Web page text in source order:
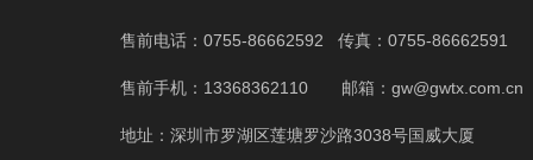
售前电话：0755-86662592 传真：0755-86662591
售前手机：13368362110 邮箱：gw@gwtx.com.cn
地址：深圳市罗湖区莲塘罗沙路3038号国威大厦